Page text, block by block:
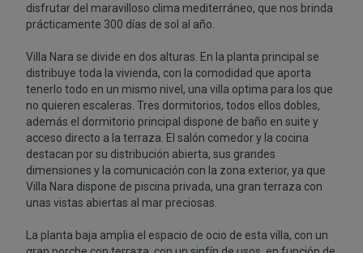
disfrutar del maravilloso clima mediterráneo, que nos brinda
prácticamente 300 días de sol al año.
Villa Nara se divide en dos alturas. En la planta principal se
distribuye toda la vivienda, con la comodidad que aporta
tenerlo todo en un mismo nivel, una villa optima para los que
no quieren escaleras. Tres dormitorios, todos ellos dobles,
además el dormitorio principal dispone de baño en suite y
acceso directo a la terraza. El salón comedor y la cocina
destacan por su distribución abierta, sus grandes
dimensiones y la comunicación con la zona exterior, ya que
Villa Nara dispone de piscina privada, una gran terraza con
unas vistas abiertas al mar preciosas.
La planta baja amplia el espacio de ocio de esta villa, con un